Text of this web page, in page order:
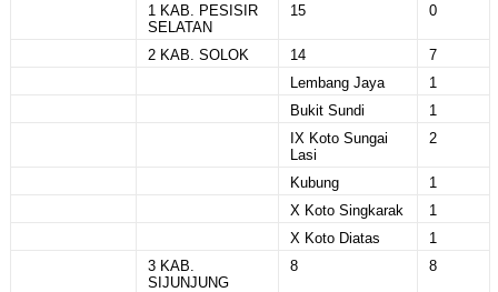
1 KAB. PESISIR
SELATAN
15 0
2 KAB. SOLOK 14
7
Lembang Jaya
1
Bukit Sundi
1
IX Koto Sungai
Lasi
2
Kubung
1
X Koto Singkarak
1
X Koto Diatas
1
3 KAB.
SIJUNJUNG
8 8